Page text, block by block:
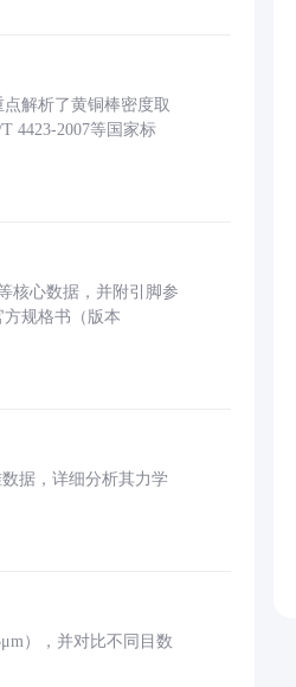
解析了黄铜棒密度取
4423-2007等国家标
核心数据，并附引脚参
规格书（版本
据，详细分析其力学
），并对比不同目数